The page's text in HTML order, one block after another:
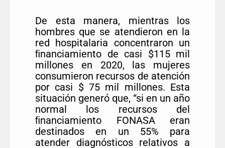
De esta manera, mientras los
hombres que se atendieron en la
red hospitalaria concentraron un
ﬁnanciamiento de casi $115 mil
millones en 2020, las mujeres
consumieron recursos de atención
por casi $ 75 mil millones. Esta
situación generó que, “si en un año
normal los recursos del
ﬁnanciamiento FONASA eran
destinados en un 55% para
atender diagnósticos relativos a